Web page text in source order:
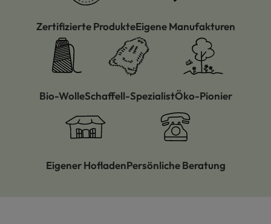
Zertifizierte ProdukteEigene Manufakturen
Bio-WolleSchaffell-SpezialistÖko-Pionier
Eigener HofladenPersönliche Beratung